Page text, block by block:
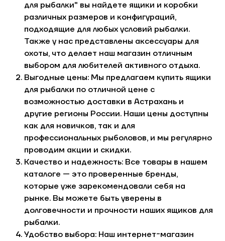
для рыбалки" вы найдете ящики и коробки
различных размеров и конфигураций,
подходящие для любых условий рыбалки.
Также у нас представлены аксессуары для
охоты, что делает наш магазин отличным
выбором для любителей активного отдыха.
Выгодные цены: Мы предлагаем купить ящики
для рыбалки по отличной цене с
возможностью доставки в Астрахань и
другие регионы России. Наши цены доступны
как для новичков, так и для
профессиональных рыболовов, и мы регулярно
проводим акции и скидки.
Качество и надежность: Все товары в нашем
каталоге — это проверенные бренды,
которые уже зарекомендовали себя на
рынке. Вы можете быть уверены в
долговечности и прочности наших ящиков для
рыбалки.
Удобство выбора: Наш интернет-магазин